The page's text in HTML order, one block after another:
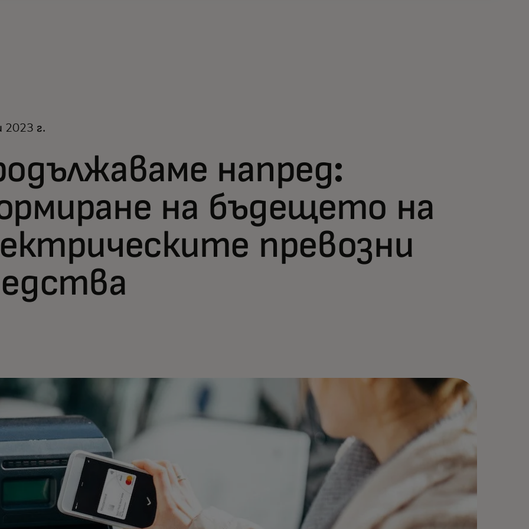
2023 г.
напред:
на бъдещето на
превозни